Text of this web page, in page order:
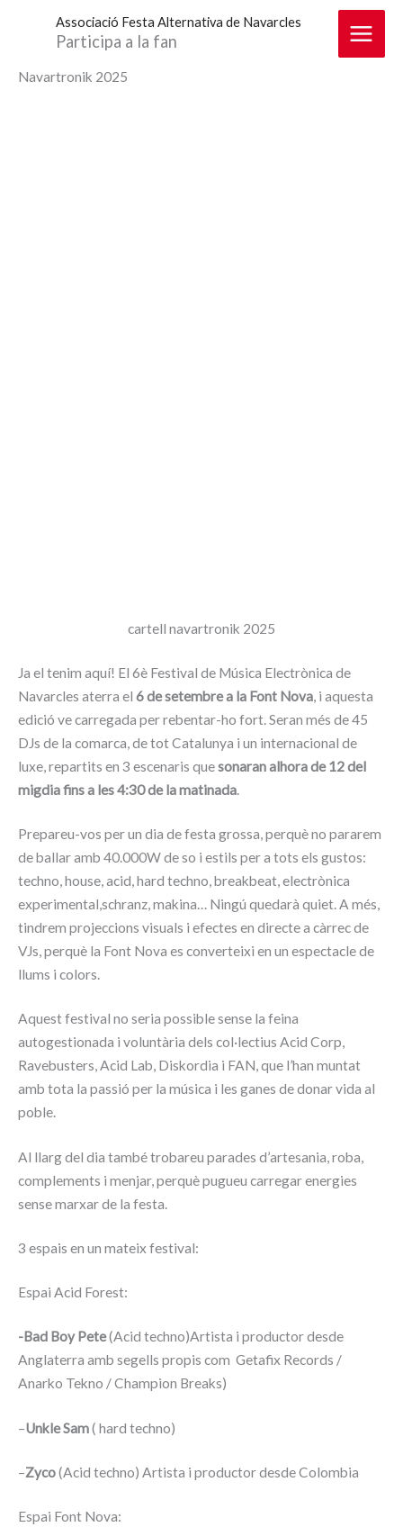
Associació Festa Alternativa de Navarcles
Participa a la fan
Navartronik 2025
cartell navartronik 2025
Ja el tenim aquí! El 6è Festival de Música Electrònica de
Navarcles aterra el 6 de setembre a la Font Nova, i aquesta
edició ve carregada per rebentar-ho fort. Seran més de 45
DJs de la comarca, de tot Catalunya i un internacional de
luxe, repartits en 3 escenaris quesonaran alhora de 12 del
migdia fins a les 4:30 de la matinada.
Prepareu-vos per un dia de festa grossa, perquè no pararem
de ballar amb 40.000W de so i estils per a tots els gustos:
techno, house, acid, hard techno, breakbeat, electrònica
experimental,schranz, makina… Ningú quedarà quiet. A més,
tindrem projeccions visuals i efectes en directe a càrrec de
VJs, perquè la Font Nova es converteixi en un espectacle de
llums i colors.
Aquest festival no seria possible sense la feina
autogestionada i voluntària dels col·lectius Acid Corp,
Ravebusters, Acid Lab, Diskordia i FAN, que l’han muntat
amb tota la passió per la música i les ganes de donar vida al
poble.
Al llarg del dia també trobareu parades d’artesania, roba,
complements i menjar, perquè pugueu carregar energies
sense marxar de la festa.
3 espais en un mateix festival:
Espai Acid Forest:
-Bad Boy Pete(Acid techno)Artista i productor desde
Anglaterra amb segells propis com Getafix Records /
Anarko Tekno / Champion Breaks)
–Unkle Sam( hard techno)
–Zyco(Acid techno) Artista i productor desde Colombia
Espai Font Nova: